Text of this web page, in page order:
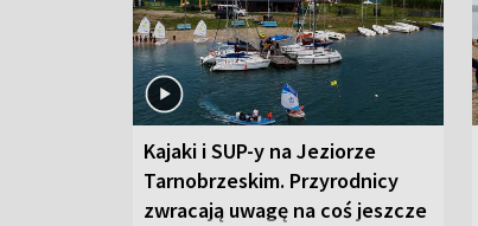
Kajaki i SUP-y na Jeziorze
Tarnobrzeskim. Przyrodnicy
zwracają uwagę na coś jeszcze